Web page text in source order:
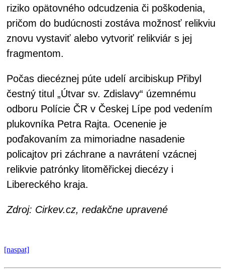
riziko opätovného odcudzenia či poškodenia,
pričom do budúcnosti zostáva možnosť relikviu
znovu vystaviť alebo vytvoriť relikviár s jej
fragmentom.
Počas diecéznej púte udelí arcibiskup Přibyl
čestný titul „Útvar sv. Zdislavy“ územnému
odboru Polície ČR v Českej Lípe pod vedením
plukovníka Petra Rajta. Ocenenie je
poďakovaním za mimoriadne nasadenie
policajtov pri záchrane a navrátení vzácnej
relikvie patrónky litoměřickej diecézy i
Libereckého kraja.
Zdroj: Cirkev.cz, redakčne upravené
[naspat]